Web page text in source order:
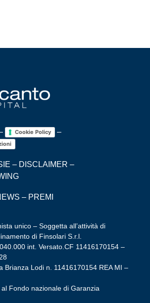
Cookie Policy –
– DISCLAIMER –
– PREMI
unico – Soggetta all’attività di
di Finsolari S.r.l.
int. Versato.CF 11416170154 –
Brianza Lodi n. 11416170154 REA MI –
Fondo nazionale di Garanzia